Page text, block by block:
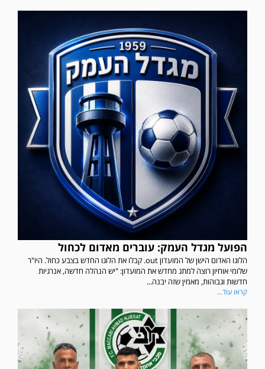
הפועל מגדל העמק: עוברים מאדום לכחול
הלוגו האדום הישן של המועדון out. קבלו את הלוגו החדש בצבע כחול. היו"ר
שלומי אוחיון רוצה למתג מחדש את המועדון: "יש הנהלה חדשה, אנרגיות
חדשות וגבוהות, מאמין שזה יבנה...
קראו עוד...